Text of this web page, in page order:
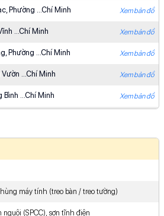
Phường ...Chí Minh Xem bản đồ
...Chí Minh Xem bản đồ
Phường ...Chí Minh Xem bản đồ
...Chí Minh Xem bản đồ
...Chí Minh Xem bản đồ
...Chí Minh Xem bản đồ
Minh Xem bản đồ
máy tính (treo bàn / treo tường)
nguội (SPCC), sơn tĩnh điện